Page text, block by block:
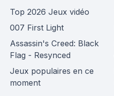
Top 2026 Jeux vidéo
007 First Light
Assassin's Creed: Black
Flag - Resynced
Jeux populaires en ce
moment